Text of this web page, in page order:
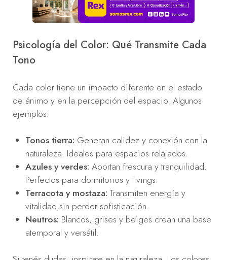
Psicología del Color: Qué Transmite Cada
Tono
Cada color tiene un impacto diferente en el estado
de ánimo y en la percepción del espacio. Algunos
ejemplos:
Tonos tierra: Generan calidez y conexión con la
naturaleza. Ideales para espacios relajados.
Azules y verdes: Aportan frescura y tranquilidad.
Perfectos para dormitorios y livings.
Terracota y mostaza:Transmiten energía y
vitalidad sin perder sofisticación.
Neutros: Blancos, grises y beiges crean una base
atemporal y versátil.